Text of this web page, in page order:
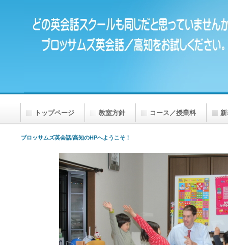
ブロッサムズ英会話/高知のHPへようこそ！
トップページ 教室方針 コース／授業料